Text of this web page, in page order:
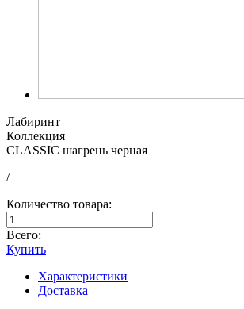
Лабиринт
Коллекция
CLASSIC шагрень черная
/
Количество товара:
Всего:
Купить
Характеристики
Доставка